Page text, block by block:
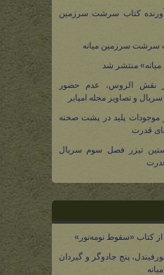
کتاب سرشت سرزمین
سرشت سرزمین میانه
منتشر شد
در نقش الروس، عدم حضور
و تصاویر مجله امپایر
موجودات پلید در پشت صحنه
قدرت
تیزر فصل سوم سریال
پنج جادوگر و گیردان